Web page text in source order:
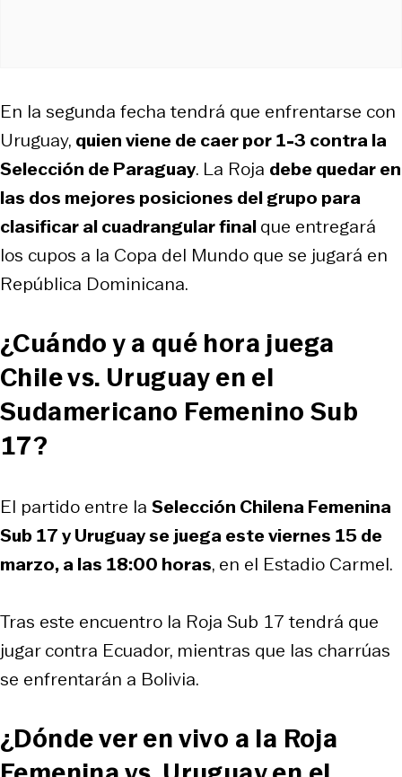
En la segunda fecha tendrá que enfrentarse con
Uruguay, quien viene de caer por 1-3 contra la
Selección de Paraguay. La Roja debe quedar en
las dos mejores posiciones del grupo para
clasificar al cuadrangular finalque entregará
los cupos a la Copa del Mundo que se jugará en
República Dominicana.
¿Cuándo y a qué hora juega
Chile vs. Uruguay en el
Sudamericano Femenino Sub
17?
El partido entre la Selección Chilena Femenina
Sub 17 y Uruguay se juega este viernes 15 de
marzo, a las 18:00 horas, en el Estadio Carmel.
Tras este encuentro la Roja Sub 17 tendrá que
jugar contra Ecuador, mientras que las charrúas
se enfrentarán a Bolivia.
¿Dónde ver en vivo a la Roja